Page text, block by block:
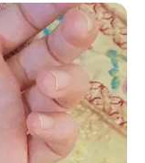
On The